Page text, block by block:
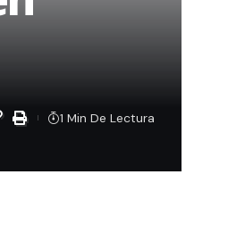
1 Min De Lectura